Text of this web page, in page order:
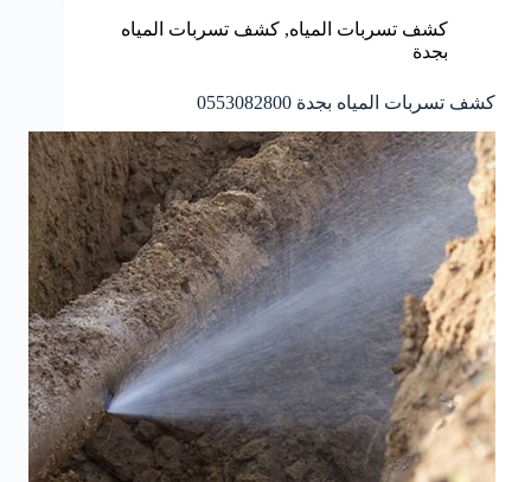
كشف تسربات المياه, كشف تسربات المياه
بجدة
كشف تسربات المياه بجدة 0553082800